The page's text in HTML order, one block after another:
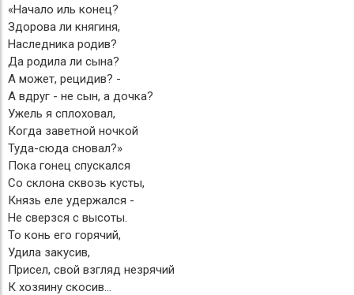
«Начало иль конец?
Здорова ли княгиня,
Наследника родив?
Да родила ли сына?
А может, рецидив? -
А вдруг - не сын, а дочка?
Ужель я сплоховал,
Когда заветной ночкой
Туда-сюда сновал?»
Пока гонец спускался
Со склона сквозь кусты,
Князь еле удержался -
Не сверзся с высоты.
То конь его горячий,
Удила закусив,
Присел, свой взгляд незрячий
К хозяину скосив…